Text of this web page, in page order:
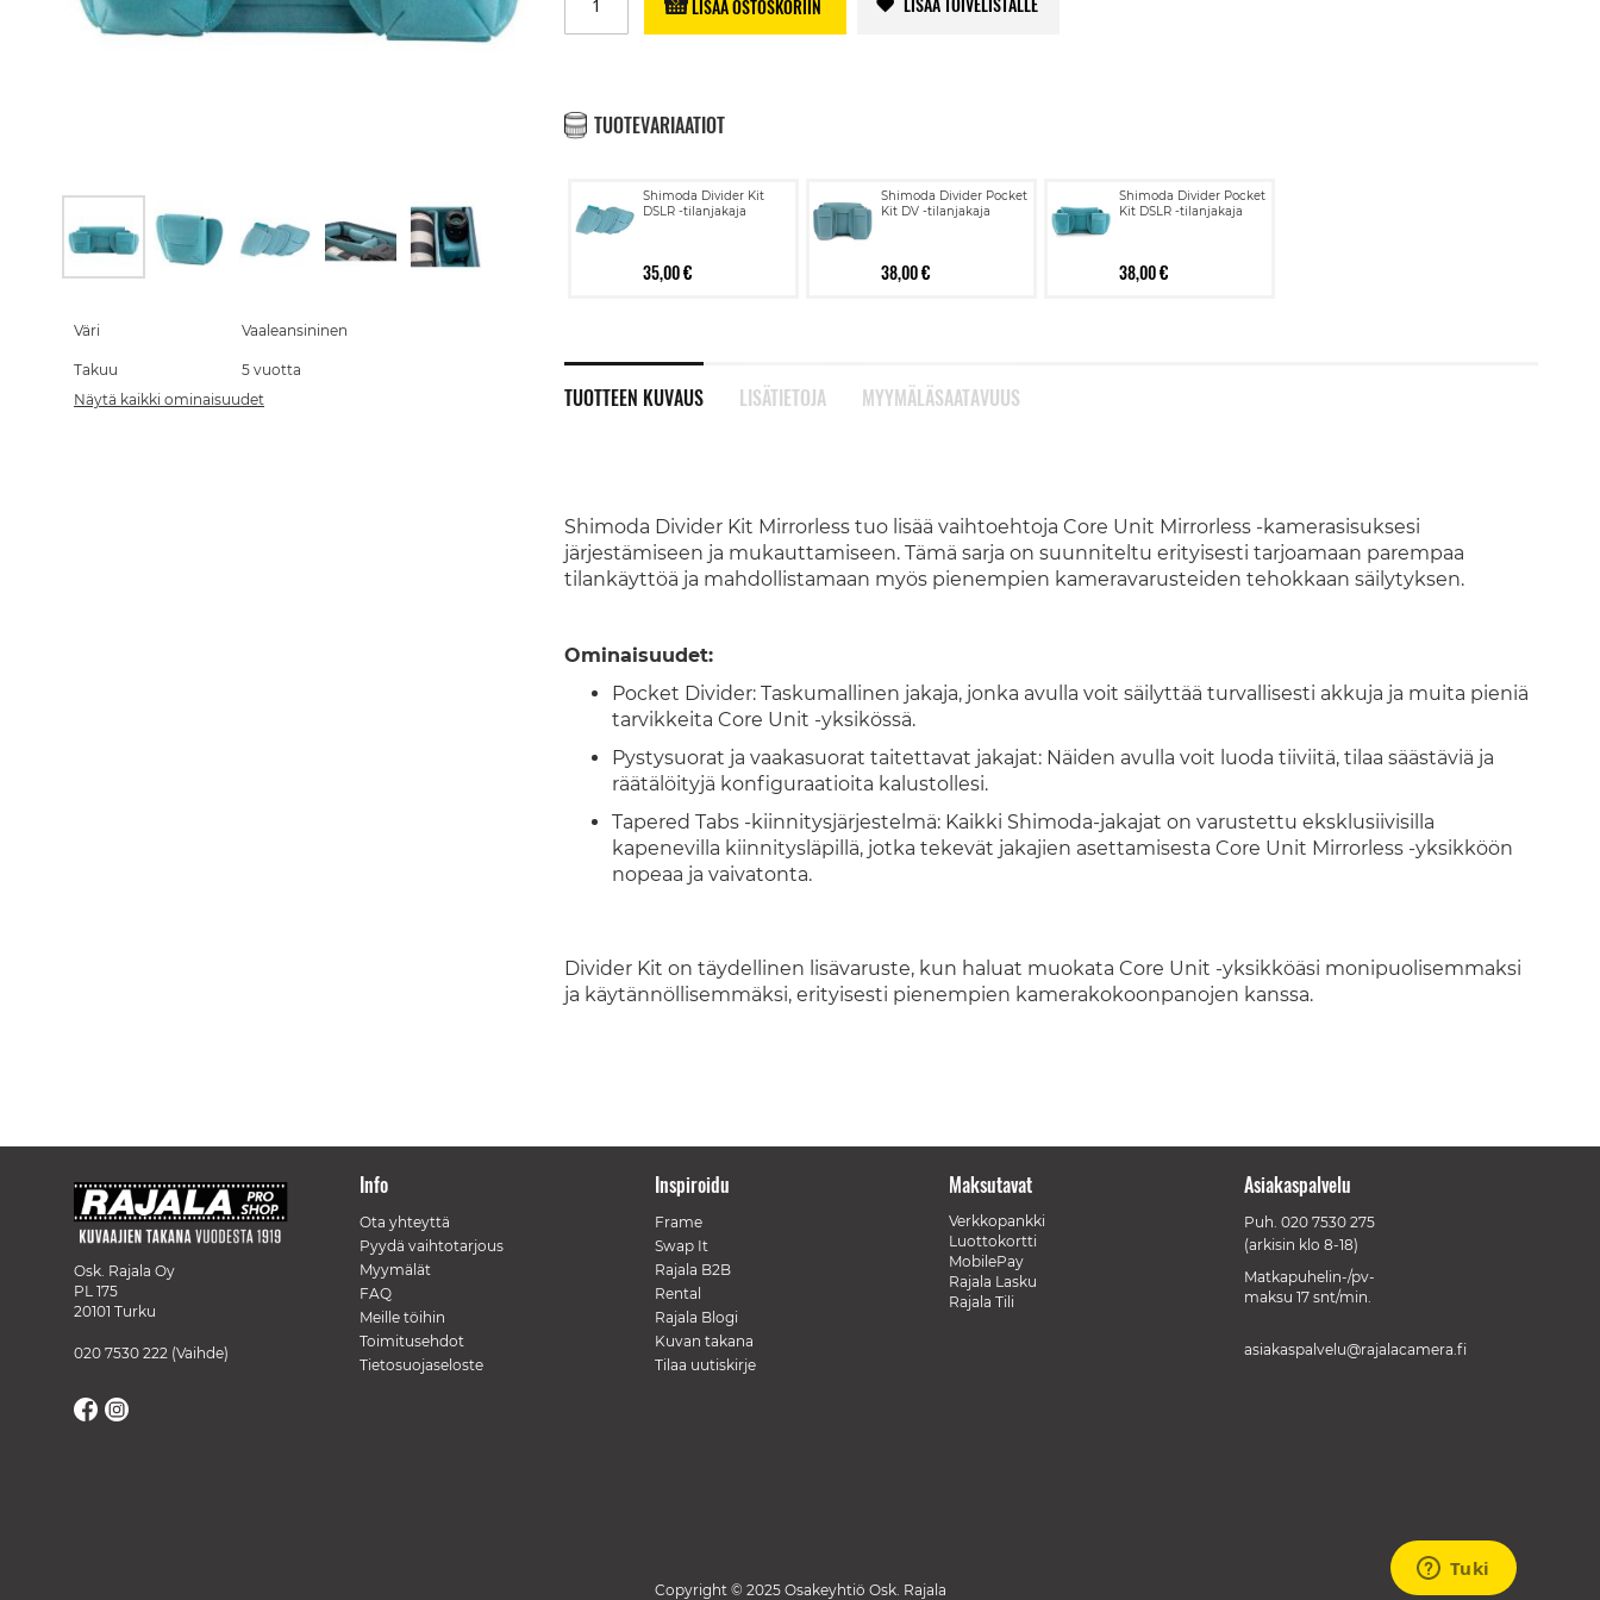
LISÄÄ OSTOSKORIIN
TUOTEVARIAATIOT
Shimoda Divider Kit
DSLR -tilanjakaja
35,00 €
Shimoda Divider Pocket
Kit DV -tilanjakaja
38,00 €
Shimoda Divider Pocket
Kit DSLR -tilanjakaja
38,00 €
TUOTTEEN KUVAUS
Shimoda Divider Kit Mirrorless tuo lisää vaihtoehtoja Core Unit Mirrorless -kamerasisuksesi
järjestämiseen ja mukauttamiseen. Tämä sarja on suunniteltu erityisesti tarjoamaan parempaa
tilankäyttöä ja mahdollistamaan myös pienempien kameravarusteiden tehokkaan säilytyksen.
Ominaisuudet:
Pocket Divider: Taskumallinen jakaja, jonka avulla voit säilyttää turvallisesti akkuja ja muita pieniä
tarvikkeita Core Unit -yksikössä.
Pystysuorat ja vaakasuorat taitettavat jakajat: Näiden avulla voit luoda tiiviitä, tilaa säästäviä ja
räätälöityjä konfiguraatioita kalustollesi.
Tapered Tabs -kiinnitysjärjestelmä: Kaikki Shimoda-jakajat on varustettu eksklusiivisilla
kapenevilla kiinnitysläpillä, jotka tekevät jakajien asettamisesta Core Unit Mirrorless -yksikköön
nopeaa ja vaivatonta.
Divider Kit on täydellinen lisävaruste, kun haluat muokata Core Unit -yksikköäsi monipuolisemmaksi
ja käytännöllisemmäksi, erityisesti pienempien kamerakokoonpanojen kanssa.
LISÄTIETOJA MYYMÄLÄSAATAVUUS
the
of
the
images
Väri Vaaleansininen
Takuu
5 vuotta
Näytä kaikki ominaisuudet
Osk. Rajala Oy
PL 175
20101 Turku
020 7530 222 (Vaihde)
Info
Ota yhteyttä
Pyydä vaihtotarjous
Myymälät
FAQ
Meille töihin
Toimitusehdot
Tietosuojaseloste
Inspiroidu
Frame
Swap It
Rajala B2B
Rental
Rajala Blogi
Kuvan takana
Tilaa uutiskirje
Maksutavat
Verkkopankki
Luottokortti
MobilePay
Rajala Lasku
Rajala Tili
Asiakaspalvelu
Puh. 020 7530 275
(arkisin klo 8-18)
Matkapuhelin-/pv-
maksu 17 snt/min.
asiakaspalvelu@rajalacamera.fi
Copyright © 2025 Osakeyhtiö Osk. Rajala